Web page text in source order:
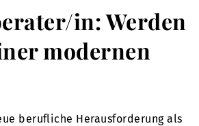
in: Werden
modernen
berufliche Herausforderung als